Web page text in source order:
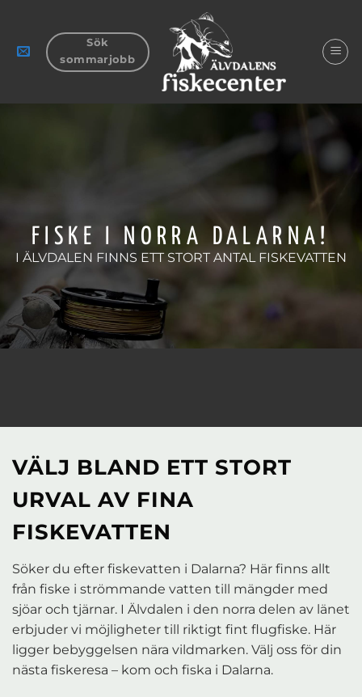
content
Sök
sommarjobb
FISKE I NORRA DALARNA!
I ÄLVDALEN FINNS ETT STORT ANTAL FISKEVATTEN
VÄLJ BLAND ETT STORT
URVAL AV FINA
FISKEVATTEN
Söker du efter fiskevatten i Dalarna? Här finns allt
från fiske i strömmande vatten till mängder med
sjöar och tjärnar. I Älvdalen i den norra delen av länet
erbjuder vi möjligheter till riktigt fint flugfiske. Här
ligger bebyggelsen nära vildmarken. Välj oss för din
nästa fiskeresa – kom och fiska i Dalarna.